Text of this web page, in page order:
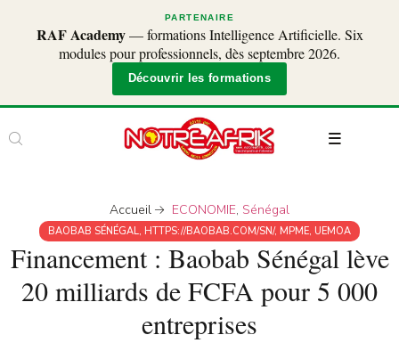
PARTENAIRE
RAF Academy— formations Intelligence Artificielle. Six
modules pour professionnels, dès septembre 2026.
Découvrir les formations
Accueil ECONOMIE, Sénégal
BAOBAB SÉNÉGAL, HTTPS://BAOBAB.COM/SN/, MPME, UEMOA
Financement : Baobab Sénégal lève
20 milliards de FCFA pour 5 000
entreprises